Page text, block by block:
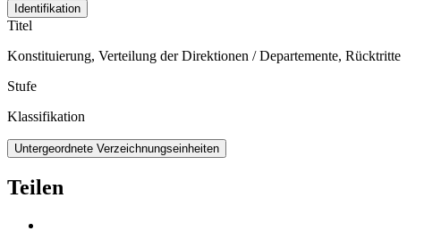
Identifikation
Titel
Konstituierung, Verteilung der Direktionen / Departemente, Rücktritte
Stufe
Klassifikation
Untergeordnete Verzeichnungseinheiten
Teilen